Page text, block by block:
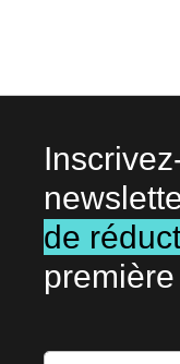
de